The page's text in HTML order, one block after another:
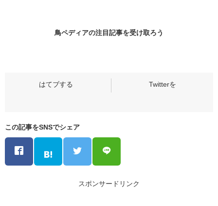
鳥ペディアの注目記事を受け取ろう
この記事をSNSでシェア
スポンサードリンク